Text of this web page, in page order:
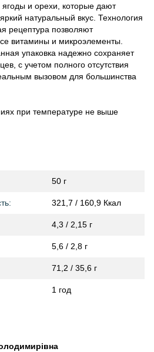
и орехи, которые дают
натуральный вкус. Технология
рецептура позволяют
витамины и микроэлементы.
упаковка надежно сохраняет
с учетом полного отсутствия
вызовом для большинства
при температуре не выше
50 г
321,7 / 160,9 Ккал
4,3 / 2,15 г
5,6 / 2,8 г
71,2 / 35,6 г
1 год